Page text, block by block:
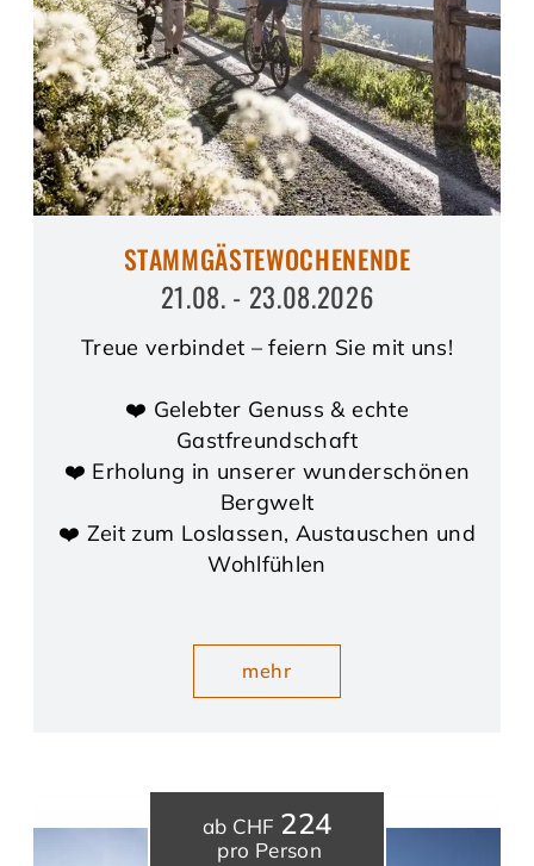
STAMMGÄSTEWOCHENENDE
21.08. - 23.08.2026
Treue verbindet – feiern Sie mit uns!
❤️ Gelebter Genuss & echte
Gastfreundschaft
❤️ Erholung in unserer wunderschönen
Bergwelt
❤️ Zeit zum Loslassen, Austauschen und
Wohlfühlen
mehr
ab CHF 224
pro Person